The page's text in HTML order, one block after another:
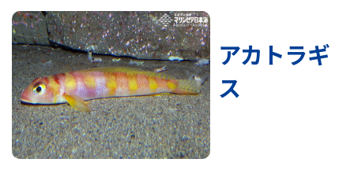
アカトラギ
ス